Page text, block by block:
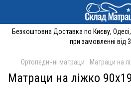
Безкоштовна Доставка по Києву,
при замовленні від
Ортопедичні матраци Матраци на
Матраци на ліжко